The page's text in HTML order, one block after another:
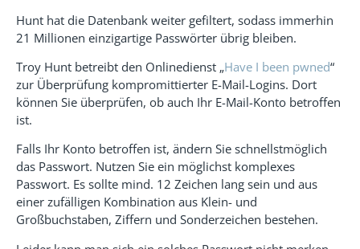
Hunt hat die Datenbank weiter gefiltert, sodass immerhin
21 Millionen einzigartige Passwörter übrig bleiben.
Troy Hunt betreibt den Onlinedienst „Have I been pwned“
zur Überprüfung kompromittierter E-Mail-Logins. Dort
können Sie überprüfen, ob auch Ihr E-Mail-Konto betroffen
ist.
Falls Ihr Konto betroffen ist, ändern Sie schnellstmöglich
das Passwort. Nutzen Sie ein möglichst komplexes
Passwort. Es sollte mind. 12 Zeichen lang sein und aus
einer zufälligen Kombination aus Klein- und
Großbuchstaben, Ziffern und Sonderzeichen bestehen.